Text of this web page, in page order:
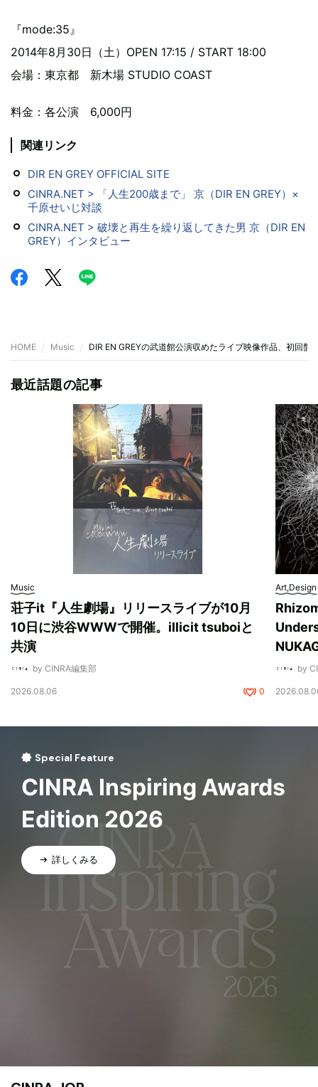
『mode:35』
2014年8月30日（土）OPEN 17:15 / START 18:00
会場：東京都 新木場 STUDIO COAST
料金：各公演 6,000円
関連リンク
DIR EN GREY OFFICIAL SITE
CINRA.NET > 「人生200歳まで」 京（DIR EN GREY）×
千原せいじ対談
CINRA.NET > 破壊と再生を繰り返してきた男 京（DIR EN
GREY）インタビュー
HOME Music DIR EN GREYの武道館公演収めたライブ映像作品、初回盤
最近話題の記事
Music
荘子it『人生劇場』リリースライブが10月
10日に渋谷WWWで開催。illicit tsuboiと
共演
by CINRA編集部
2026.08.06 0
Art,Design
by
Special Feature
CINRA Inspiring Awards
Edition 2026
詳しくみる